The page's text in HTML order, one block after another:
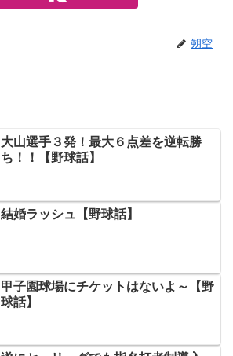
朔空
大山選手３発！最大６点差を逆転勝
ち！！【野球話】
結婚ラッシュ【野球話】
甲子園球場にチケットはないよ～【野
球話】